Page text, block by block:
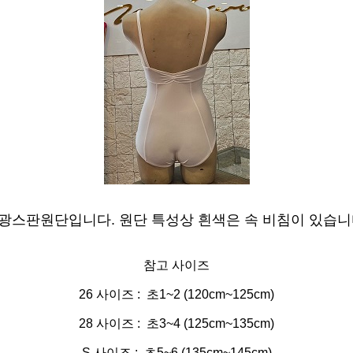
스판원단입니다. 원단 특성상 흰색은 속 비침이 있습
참고 사이즈
26 사이즈 : 초1~2 (120cm~125cm)
28 사이즈 : 초3~4 (125cm~135cm)